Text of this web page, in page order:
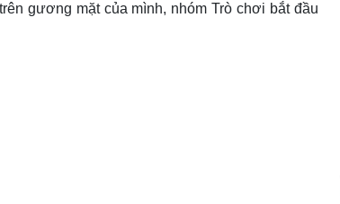
gương mặt của mình, nhóm Trò chơi bắt đầu